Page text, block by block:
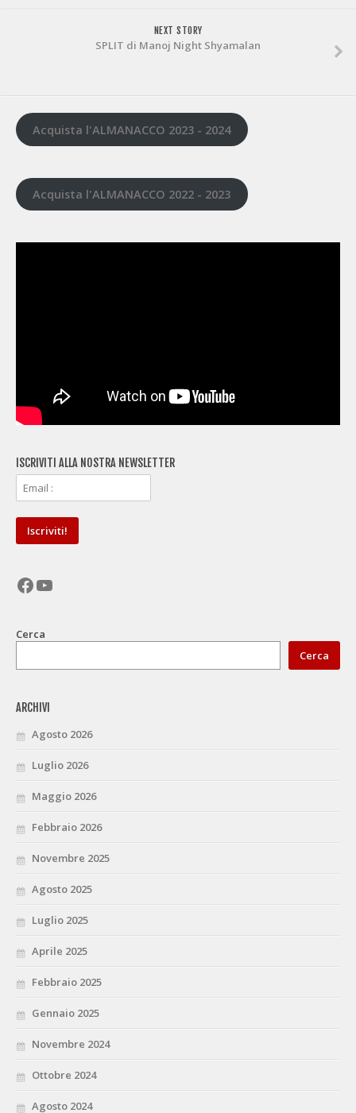
NEXT STORY
SPLIT di Manoj Night Shyamalan
Acquista l'ALMANACCO 2023 - 2024
Acquista l'ALMANACCO 2022 - 2023
ISCRIVITI ALLA NOSTRA NEWSLETTER
Facebook
YouTube
Cerca
Cerca
ARCHIVI
Agosto 2026
Luglio 2026
Maggio 2026
Febbraio 2026
Novembre 2025
Agosto 2025
Luglio 2025
Aprile 2025
Febbraio 2025
Gennaio 2025
Novembre 2024
Ottobre 2024
Agosto 2024